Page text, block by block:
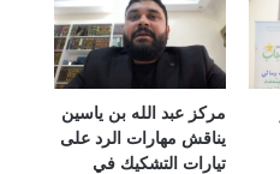
مركز عبد الله بن ياسين
يناقش مهارات الرد على
تيارات التشكيك في